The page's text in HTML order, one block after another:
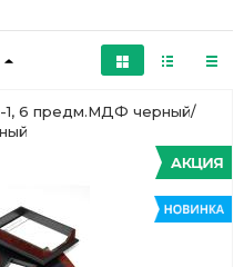
1, 6 предм.МДФ черный/